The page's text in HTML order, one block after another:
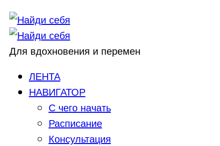
Для вдохновения и перемен
ЛЕНТА
НАВИГАТОР
С чего начать
Расписание
Консультация